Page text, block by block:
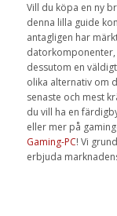
Vill du köpa en ny
denna lilla guide
antagligen har
datorkomponenter,
dessutom en
olika alternativ om
senaste och mest
du vill ha en
eller mer på
Gaming-PC! Vi
erbjuda